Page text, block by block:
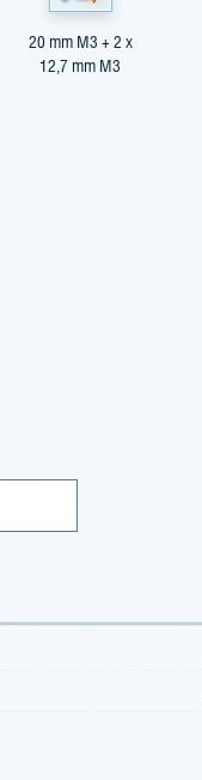
20 mm M3 + 2 x
12,7 mm M3